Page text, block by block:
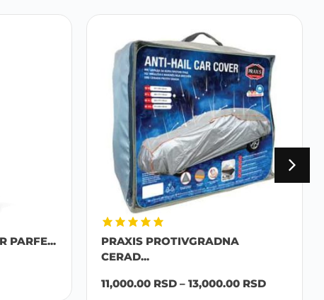
PARFE...
PRAXIS PROTIVGRADNA
CERAD...
11,000.00 RSD – 13,000.00 RSD